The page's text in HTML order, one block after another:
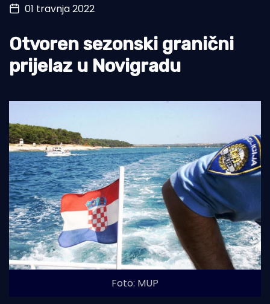
Turizam i nautika
Pomorstvo
Ribolov
01 travnja 2022
Otvoren sezonski granični
prijelaz u Novigradu
Foto: MUP